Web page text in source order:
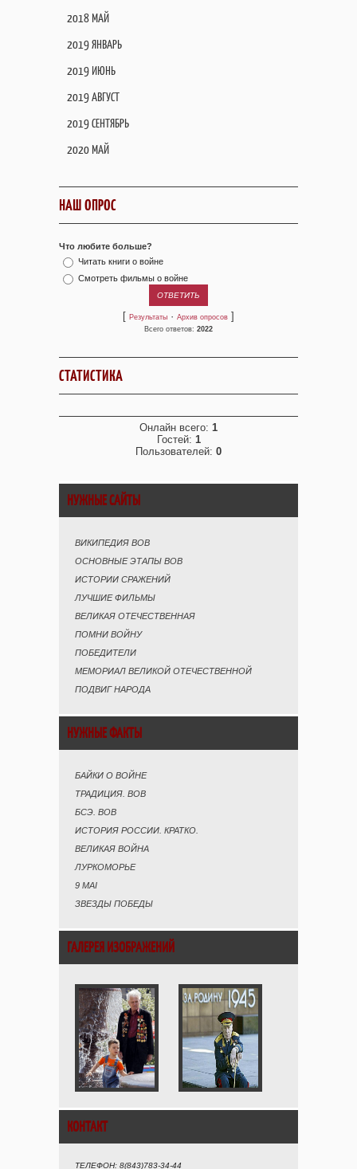
2018 МАЙ
2019 ЯНВАРЬ
2019 ИЮНЬ
2019 АВГУСТ
2019 СЕНТЯБРЬ
2020 МАЙ
НАШ ОПРОС
Что любите больше?
Читать книги о войне
Смотреть фильмы о войне
[ Результаты · Архив опросов ]
Всего ответов: 2022
СТАТИСТИКА
Онлайн всего: 1
Гостей: 1
Пользователей: 0
НУЖНЫЕ САЙТЫ
ВИКИПЕДИЯ ВОВ
ОСНОВНЫЕ ЭТАПЫ ВОВ
ИСТОРИИ СРАЖЕНИЙ
ЛУЧШИЕ ФИЛЬМЫ
ВЕЛИКАЯ ОТЕЧЕСТВЕННАЯ
ПОМНИ ВОЙНУ
ПОБЕДИТЕЛИ
МЕМОРИАЛ ВЕЛИКОЙ ОТЕЧЕСТВЕННОЙ
ПОДВИГ НАРОДА
НУЖНЫЕ ФАКТЫ
БАЙКИ О ВОЙНЕ
ТРАДИЦИЯ. ВОВ
БСЭ. ВОВ
ИСТОРИЯ РОССИИ. КРАТКО.
ВЕЛИКАЯ ВОЙНА
ЛУРКОМОРЬЕ
9 MAI
ЗВЕЗДЫ ПОБЕДЫ
ГАЛЕРЕЯ ИЗОБРАЖЕНИЙ
КОНТАКТ
ТЕЛЕФОН: 8(843)783-34-44